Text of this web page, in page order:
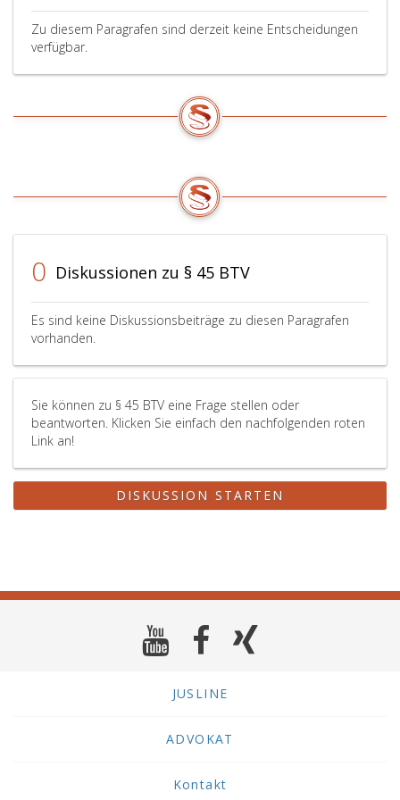
Zu diesem Paragrafen sind derzeit keine Entscheidungen
verfügbar.
0 Diskussionen zu § 45 BTV
Es sind keine Diskussionsbeiträge zu diesen Paragrafen
vorhanden.
Sie können zu § 45 BTV eine Frage stellen oder
beantworten. Klicken Sie einfach den nachfolgenden roten
Link an!
DISKUSSION STARTEN
JUSLINE
ADVOKAT
Kontakt